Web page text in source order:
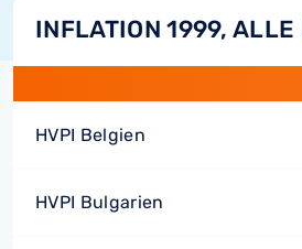
INFLATION 1999, ALLE
HVPI Belgien
HVPI Bulgarien